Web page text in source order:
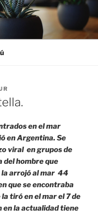
en el mar
en Argentina. Se
viral en grupos de
del hombre que
arrojó al mar 44
que se encontraba
tiró en el mar el 7 de
en la actualidad tiene